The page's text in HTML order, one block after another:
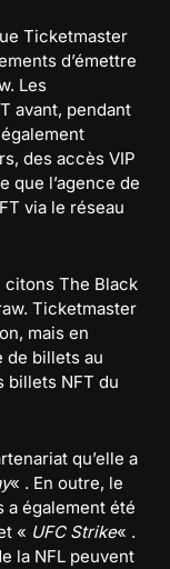
Ticketmaster
d’émettre
Les
avant, pendant
des accès VIP
que l’agence de
via le réseau
citons The Black
Ticketmaster
mais en
de billets au
billets NFT du
qu’elle a
« . En outre, le
a également été
« UFC Strike« .
la NFL peuvent